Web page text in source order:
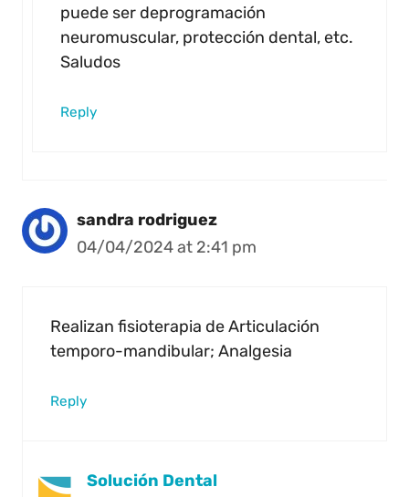
puede ser deprogramación
neuromuscular, protección dental, etc.
Saludos
Reply
sandra rodriguez
04/04/2024 at 2:41 pm
Realizan fisioterapia de Articulación
temporo-mandibular; Analgesia
Reply
Solución Dental